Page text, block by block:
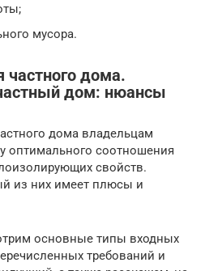
мусора.
частного дома.
дом: нюансы
дома владельцам
оптимального соотношения
свойств.
из них имеет плюсы и
основные типы входных
требований и